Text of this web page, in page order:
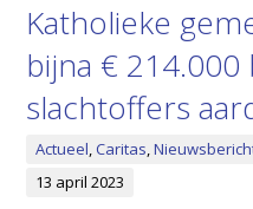
Katholieke
bijna €
slachtoffers
Actueel,Caritas,
13 april 2023